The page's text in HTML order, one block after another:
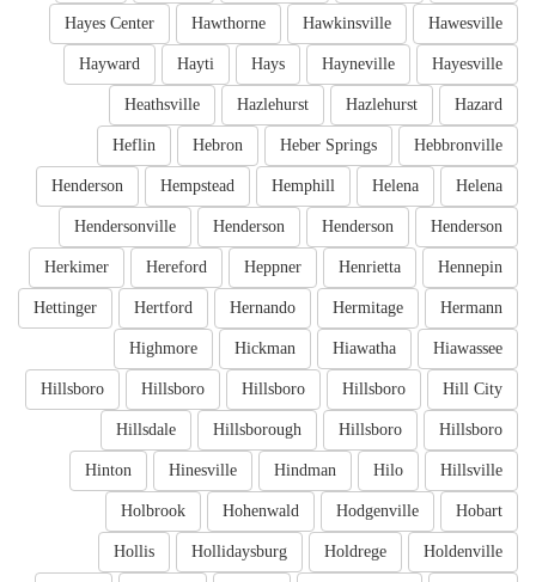
Hawesville
Hawkinsville
Hawthorne
Hayes Center
Hayesville
Hayneville
Hays
Hayti
Hayward
Hazard
Hazlehurst
Hazlehurst
Heathsville
Hebbronville
Heber Springs
Hebron
Heflin
Helena
Helena
Hemphill
Hempstead
Henderson
Henderson
Henderson
Henderson
Hendersonville
Hennepin
Henrietta
Heppner
Hereford
Herkimer
Hermann
Hermitage
Hernando
Hertford
Hettinger
Hiawassee
Hiawatha
Hickman
Highmore
Hill City
Hillsboro
Hillsboro
Hillsboro
Hillsboro
Hillsboro
Hillsboro
Hillsborough
Hillsdale
Hillsville
Hilo
Hindman
Hinesville
Hinton
Hobart
Hodgenville
Hohenwald
Holbrook
Holdenville
Holdrege
Hollidaysburg
Hollis